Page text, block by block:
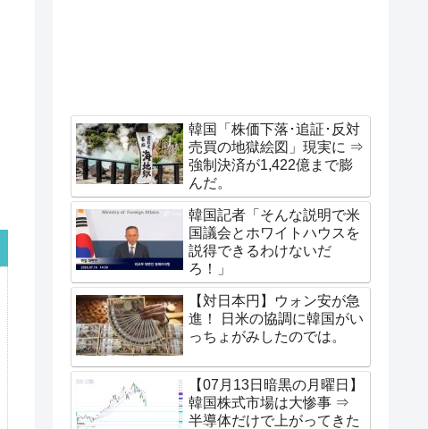
韓国「株価下落･追証･反対
売買の地獄絵図」現実に ⇒
強制決済が1,422億まで膨
んだ。
韓国記者「そんな説明で米
国議会とホワイトハウスを
説得できるわけないだ
ろ！」
【対日本円】ウォン安が急
進！ 日米の協調に韓国がい
っちょがみしたのでは。
【07月13日暗黒の月曜日】
韓国株式市場は大惨事 ⇒
半導体だけで上がってきた